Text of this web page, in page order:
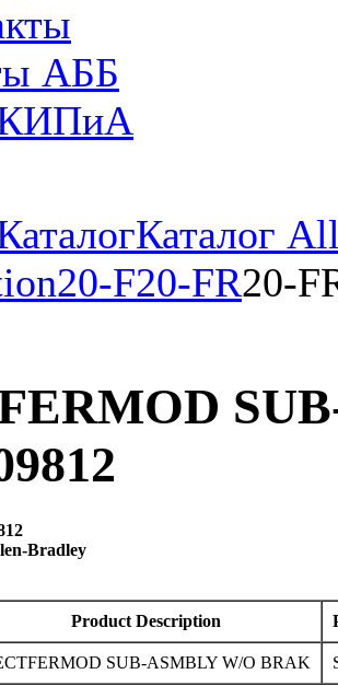
АББ
Каталог
20-F20-FR20-
Bradley
Product Description
SUB-ASMBLY W/O BRAK